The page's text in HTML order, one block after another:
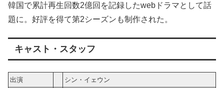
韓国で累計再生回数2億回を記録したwebドラマとして話
題に。好評を得て第2シーズンも制作された。
キャスト・スタッフ
出演
シン・イェウン